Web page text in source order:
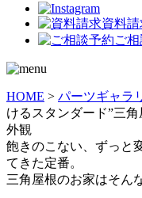
資料
ご
HOME > パーツギャラ
けるスタンダード”三角
外観
飽きのこない、ずっと
てきた定番。
三角屋根のお家はそん